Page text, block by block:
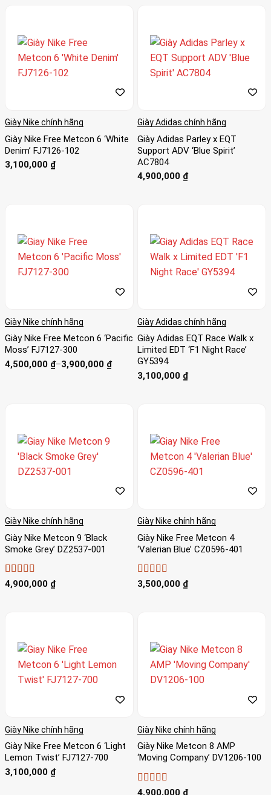
Giày Nike chính hãng
Giày Nike Free Metcon 6 ‘White
Denim’ FJ7126-102
3,100,000 ₫
Giày Adidas chính hãng
Giày Adidas Parley x EQT
Support ADV ‘Blue Spirit’
AC7804
4,900,000 ₫
Giày Nike chính hãng
Giày Nike Free Metcon 6 ‘Pacific
Moss’ FJ7127-300
3,900,000 ₫
–
4,500,000 ₫
Khoảng
giá:
Giày Adidas chính hãng
Giày Adidas EQT Race Walk x
Limited EDT ‘F1 Night Race’
GY5394
3,100,000 ₫
Giày Nike chính hãng
Giày Nike Metcon 9 ‘Black
Smoke Grey’ DZ2537-001
Được xếp
4,900,000 ₫
Giày Nike chính hãng
Giày Nike Free Metcon 4
‘Valerian Blue’ CZ0596-401
Được xếp
3,500,000 ₫
Giày Nike chính hãng
Giày Nike Free Metcon 6 ‘Light
Lemon Twist’ FJ7127-700
3,100,000 ₫
Giày Nike chính hãng
Giày Nike Metcon 8 AMP
‘Moving Company’ DV1206-100
Được xếp
4,900,000 ₫